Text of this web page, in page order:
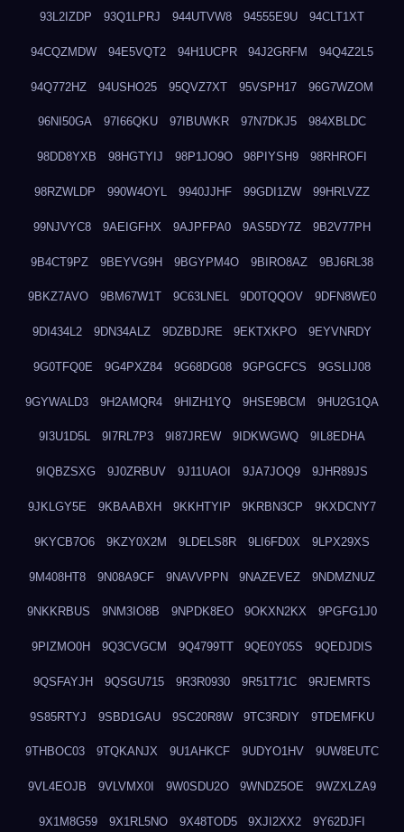
93L2IZDP 93Q1LPRJ 944UTVW8 94555E9U 94CLT1XT
94CQZMDW 94E5VQT2 94H1UCPR 94J2GRFM 94Q4Z2L5
94Q772HZ 94USHO25 95QVZ7XT 95VSPH17 96G7WZOM
96NI50GA 97I66QKU 97IBUWKR 97N7DKJ5 984XBLDC
98DD8YXB 98HGTYIJ 98P1JO9O 98PIYSH9 98RHROFI
98RZWLDP 990W4OYL 9940JJHF 99GDI1ZW 99HRLVZZ
99NJVYC8 9AEIGFHX 9AJPFPA0 9AS5DY7Z 9B2V77PH
9B4CT9PZ 9BEYVG9H 9BGYPM4O 9BIRO8AZ 9BJ6RL38
9BKZ7AVO 9BM67W1T 9C63LNEL 9D0TQQOV 9DFN8WE0
9DI434L2 9DN34ALZ 9DZBDJRE 9EKTXKPO 9EYVNRDY
9G0TFQ0E 9G4PXZ84 9G68DG08 9GPGCFCS 9GSLIJ08
9GYWALD3 9H2AMQR4 9HIZH1YQ 9HSE9BCM 9HU2G1QA
9I3U1D5L 9I7RL7P3 9I87JREW 9IDKWGWQ 9IL8EDHA
9IQBZSXG 9J0ZRBUV 9J11UAOI 9JA7JOQ9 9JHR89JS
9JKLGY5E 9KBAABXH 9KKHTYIP 9KRBN3CP 9KXDCNY7
9KYCB7O6 9KZY0X2M 9LDELS8R 9LI6FD0X 9LPX29XS
9M408HT8 9N08A9CF 9NAVVPPN 9NAZEVEZ 9NDMZNUZ
9NKKRBUS 9NM3IO8B 9NPDK8EO 9OKXN2KX 9PGFG1J0
9PIZMO0H 9Q3CVGCM 9Q4799TT 9QE0Y05S 9QEDJDIS
9QSFAYJH 9QSGU715 9R3R0930 9R51T71C 9RJEMRTS
9S85RTYJ 9SBD1GAU 9SC20R8W 9TC3RDIY 9TDEMFKU
9THBOC03 9TQKANJX 9U1AHKCF 9UDYO1HV 9UW8EUTC
9VL4EOJB 9VLVMX0I 9W0SDU2O 9WNDZ5OE 9WZXLZA9
9X1M8G59 9X1RL5NO 9X48TOD5 9XJI2XX2 9Y62DJFI